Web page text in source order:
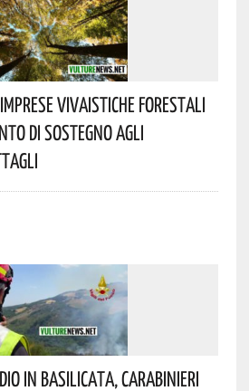
Vivaistiche Forestali
Di Sostegno Agli
In Basilicata, Carabinieri